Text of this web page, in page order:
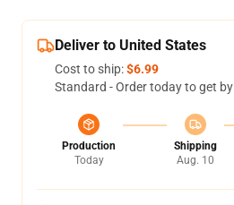
Deliver to United States
Cost to ship:$6.99
Standard - Order today to get by
Production
Today
Shipping
Aug. 10